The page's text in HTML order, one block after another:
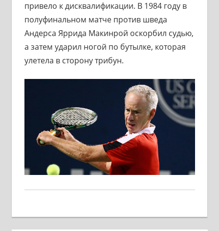
привело к дисквалификации. В 1984 году в
полуфинальном матче против шведа
Андерса Яррида Макинрой оскорбил судью,
а затем ударил ногой по бутылке, которая
улетела в сторону трибун.